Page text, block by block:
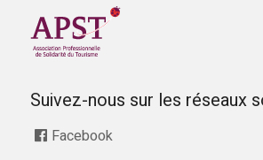
Suivez-nous sur les réseaux
Facebook